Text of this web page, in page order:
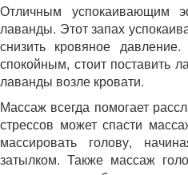
Отличным успокаивающим
лаванды. Этот запах
снизить кровяное
спокойным, стоит поставить
лаванды возле кровати.
Массаж всегда помогает
стрессов может спасти
массировать голову,
затылком. Также массаж